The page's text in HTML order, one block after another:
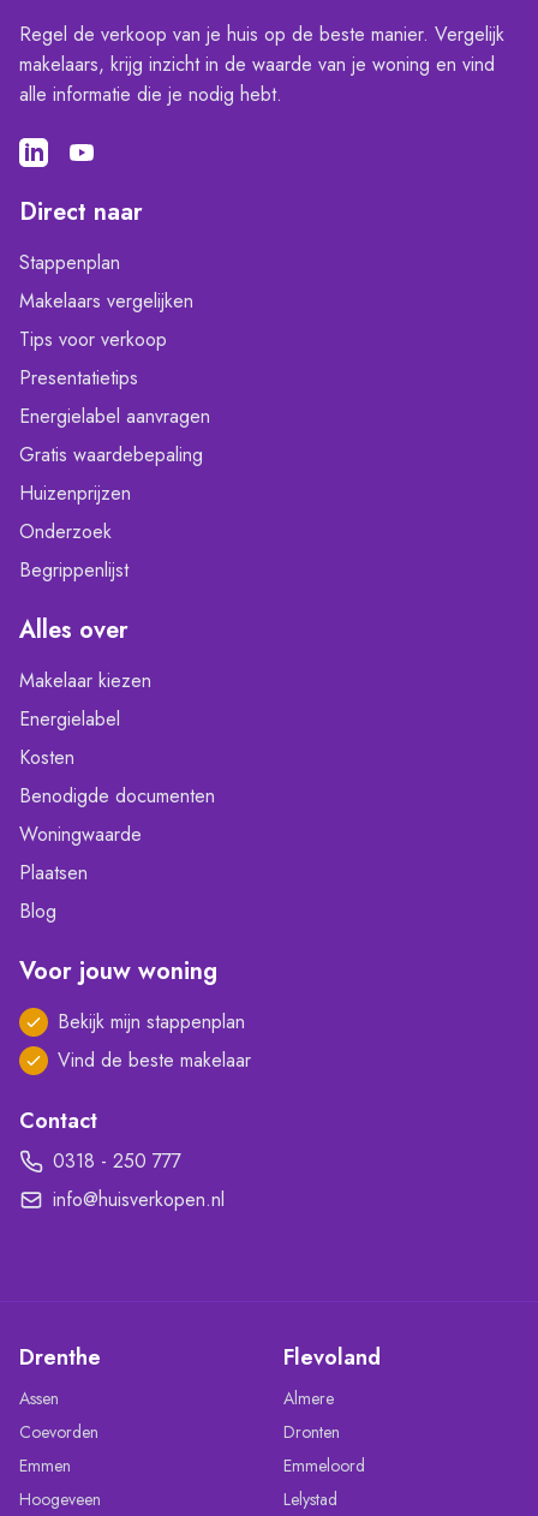
Regel de verkoop van je huis op de beste manier. Vergelijk
makelaars, krijg inzicht in de waarde van je woning en vind
alle informatie die je nodig hebt.
Direct naar
Stappenplan
Makelaars vergelijken
Tips voor verkoop
Presentatietips
Energielabel aanvragen
Gratis waardebepaling
Huizenprijzen
Onderzoek
Begrippenlijst
Alles over
Makelaar kiezen
Energielabel
Kosten
Benodigde documenten
Woningwaarde
Plaatsen
Blog
Voor jouw woning
Bekijk mijn stappenplan
Vind de beste makelaar
Contact
0318 - 250 777
info@huisverkopen.nl
Drenthe
Assen
Coevorden
Emmen
Hoogeveen
Flevoland
Almere
Dronten
Emmeloord
Lelystad